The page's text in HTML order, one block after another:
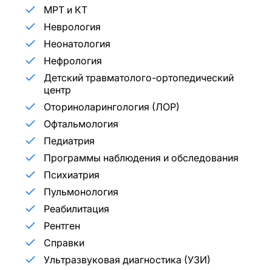
МРТ и КТ
Неврология
Неонатология
Нефрология
Детский травматолого-ортопедический
центр
Оториноларингология (ЛОР)
Офтальмология
Педиатрия
Программы наблюдения и обследования
Психиатрия
Пульмонология
Реабилитация
Рентген
Справки
Ультразвуковая диагностика (УЗИ)